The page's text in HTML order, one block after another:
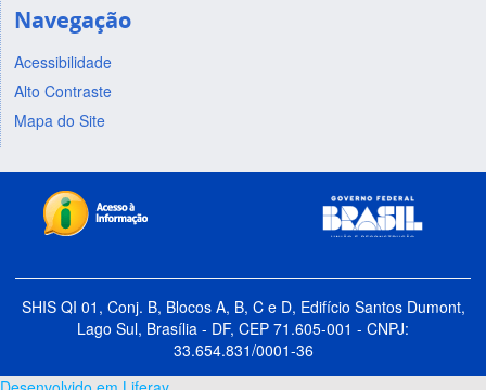
Navegação
Acessibilidade
Alto Contraste
Mapa do Site
SHIS QI 01, Conj. B, Blocos A, B, C e D, Edifício Santos Dumont,
Lago Sul, Brasília - DF, CEP 71.605-001 - CNPJ:
33.654.831/0001-36